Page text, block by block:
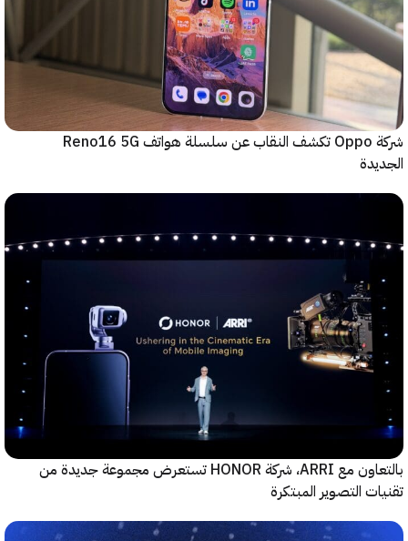
شركة Oppo تكشف النقاب عن سلسلة هواتف Reno16 5G
بالتعاون مع ARRI، شركة HONOR تستعرض مجموعة جديدة من
التصوير المبتكرة